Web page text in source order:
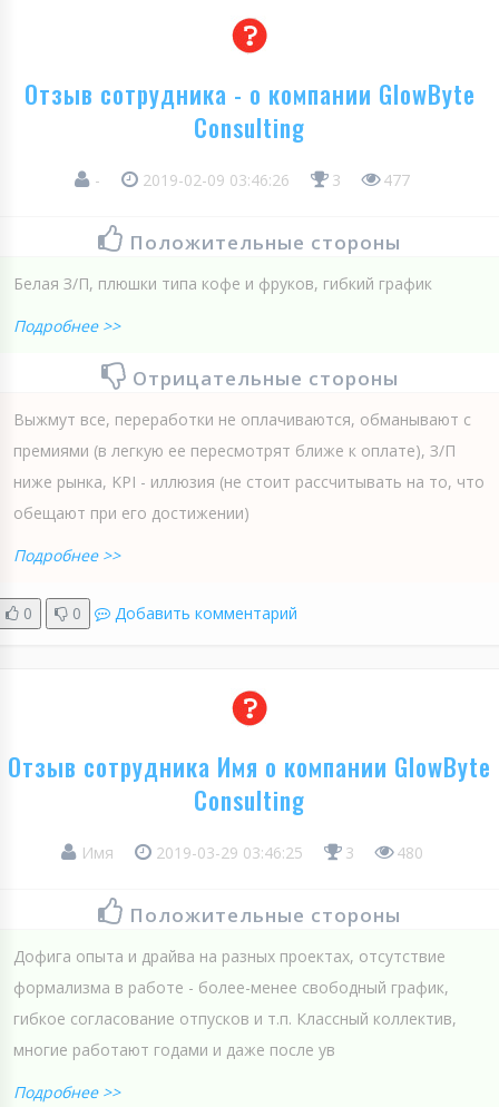
Отзыв сотрудника - о компании GlowByte
Consulting
- 2019-02-09 03:46:26 3 477
Положительные стороны
Белая З/П, плюшки типа кофе и фруков, гибкий график
Подробнее >>
Отрицательные стороны
Выжмут все, переработки не оплачиваются, обманывают с
премиями (в легкую ее пересмотрят ближе к оплате), З/П
ниже рынка, KPI - иллюзия (не стоит рассчитывать на то, что
обещают при его достижении)
Подробнее >>
0 0 Добавить комментарий
Отзыв сотрудника Имя о компании GlowByte
Consulting
Имя 2019-03-29 03:46:25 3 480
Положительные стороны
Дофига опыта и драйва на разных проектах, отсутствие
формализма в работе - более-менее свободный график,
гибкое согласование отпусков и т.п. Классный коллектив,
многие работают годами и даже после ув
Подробнее >>